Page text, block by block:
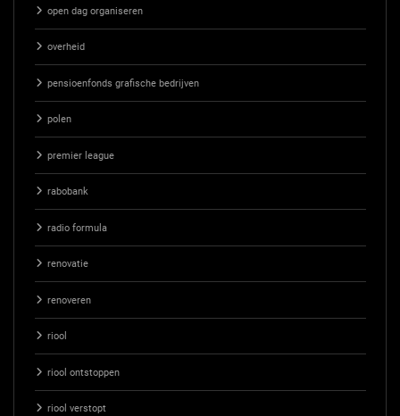
open dag organiseren
overheid
pensioenfonds grafische bedrijven
polen
premier league
rabobank
radio formula
renovatie
renoveren
riool
riool ontstoppen
riool verstopt